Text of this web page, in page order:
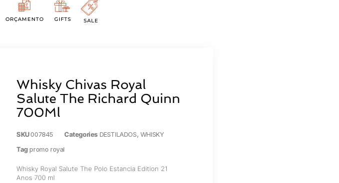
ORÇAMENTO GIFTS SALE
Whisky Chivas Royal
Salute The Richard Quinn
700Ml
SKU007845 Categories DESTILADOS, WHISKY
Tag promo royal
Whisky Royal Salute The Polo Estancia Edition 21
Anos 700 ml